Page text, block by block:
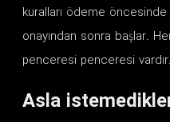
kuralları ödeme
onayından sonra başlar.
penceresi penceresi vardır.
Asla